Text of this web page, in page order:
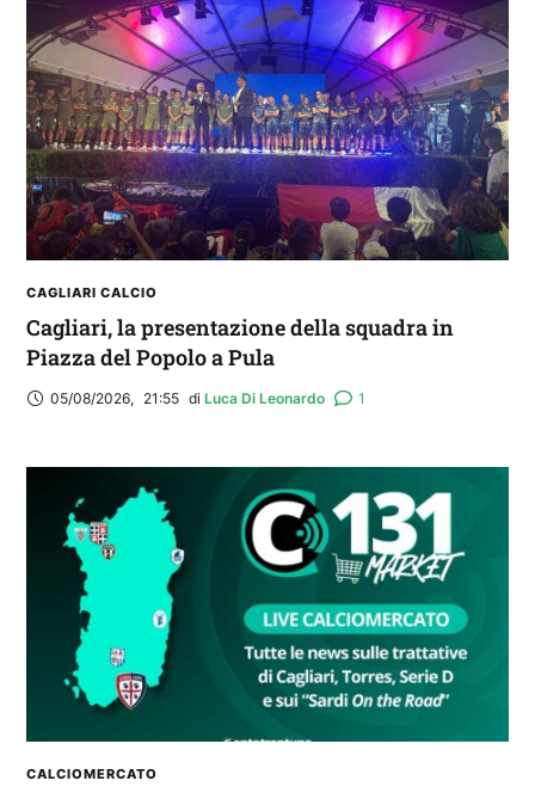
IL CAGLIARI SI PRESENTA A PULA: SEGUI LA
DIRETTA
CAGLIARI CALCIO
Cagliari, la presentazione della squadra in
Piazza del Popolo a Pula
05/08/2026, 21:55 di Luca Di Leonardo 1
CALCIOMERCATO